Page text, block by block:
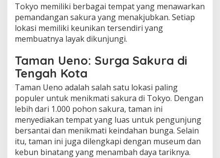
Tokyo memiliki berbagai tempat yang menawarkan
pemandangan sakura yang menakjubkan. Setiap
lokasi memiliki keunikan tersendiri yang
membuatnya layak dikunjungi.
Taman Ueno: Surga Sakura di
Tengah Kota
Taman Ueno adalah salah satu lokasi paling
populer untuk menikmati sakura di Tokyo. Dengan
lebih dari 1.000 pohon sakura, taman ini
menyediakan tempat yang luas untuk pengunjung
bersantai dan menikmati keindahan bunga. Selain
itu, taman ini juga dilengkapi dengan museum dan
kebun binatang yang menambah daya tariknya.